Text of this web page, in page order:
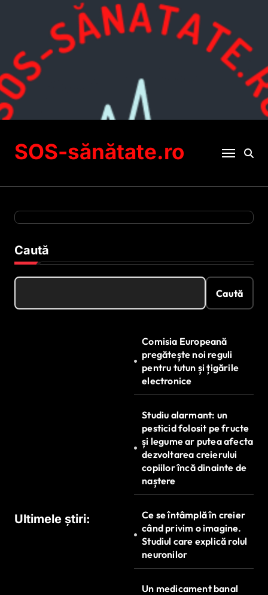
SOS-sănătate.ro
Caută
Caută
Ultimele știri:
Comisia Europeană
pregătește noi reguli
pentru tutun și țigările
electronice
Studiu alarmant: un
pesticid folosit pe fructe
și legume ar putea afecta
dezvoltarea creierului
copiilor încă dinainte de
naștere
Ce se întâmplă în creier
când privim o imagine.
Studiul care explică rolul
neuronilor
Un medicament banal